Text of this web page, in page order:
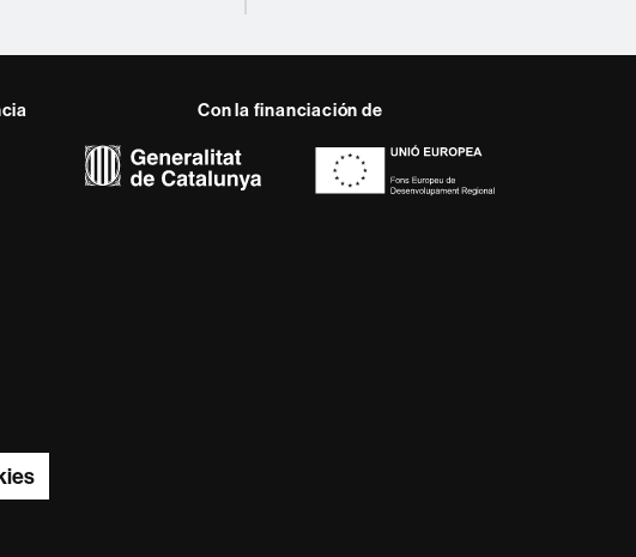
Con la financiación de
excelencia, diversificada,
por la calidad y el carácter